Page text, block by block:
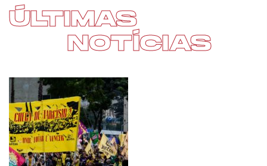
ÚLTIMAS
NOTÍCIAS